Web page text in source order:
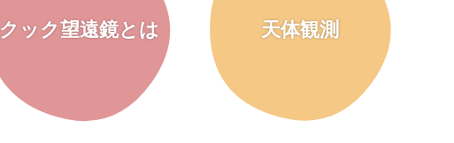
クック望遠鏡とは 天体観測